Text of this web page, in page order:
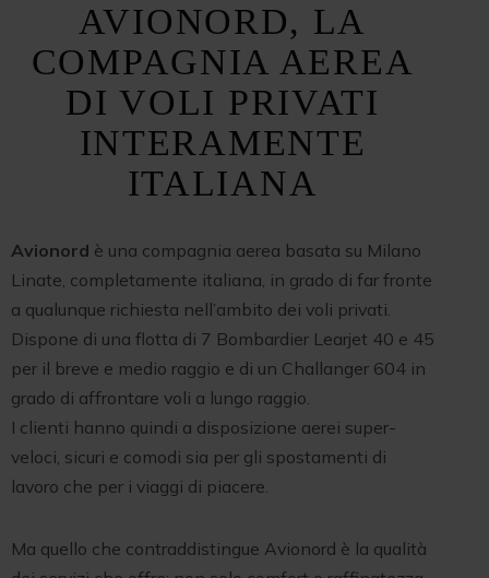
AVIONORD, LA
COMPAGNIA AEREA
DI VOLI PRIVATI
INTERAMENTE
ITALIANA
Avionord è una compagnia aerea basata su Milano
Linate, completamente italiana, in grado di far fronte
a qualunque richiesta nell’ambito dei voli privati.
Dispone di una flotta di 7 Bombardier Learjet 40 e 45
per il breve e medio raggio e di un Challanger 604 in
grado di affrontare voli a lungo raggio.
I clienti hanno quindi a disposizione aerei super-
veloci, sicuri e comodi sia per gli spostamenti di
lavoro che per i viaggi di piacere.
Ma quello che contraddistingue Avionord è la qualità